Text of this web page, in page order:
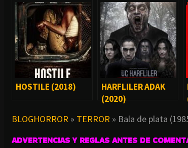
HOSTILE (2018)
HARFLILER ADAK
(2020)
BLOGHORROR » TERROR » Bala de plata
ADVERTENCIAS Y REGLAS ANTES DE